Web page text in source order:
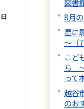
図書
8月
星に
～（
こど
ち
って
越谷
のお